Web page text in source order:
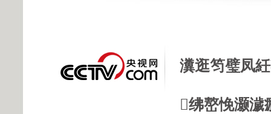
瀵逛笉璧凤
绋嶅悗灏